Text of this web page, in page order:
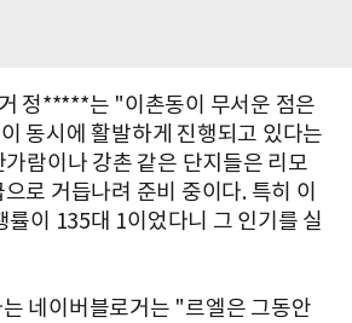
정*****는 "이촌동이 무서운 점은
동시에 활발하게 진행되고 있다는
람이나 강촌 같은 단지들은 리모
로 거듭나려 준비 중이다. 특히 이
률이 135대 1이었다니 그 인기를 실
네이버블로거는 "르엘은 그동안